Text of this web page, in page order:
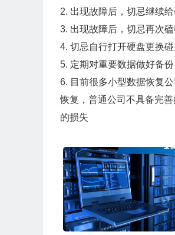
2. 出现故障后，切忌继续
3. 出现故障后，切忌再次
4. 切忌自行打开硬盘更换
5. 定期对重要数据做好备
6. 目前很多小型数据恢复
恢复，普通公司不具备完
的损失